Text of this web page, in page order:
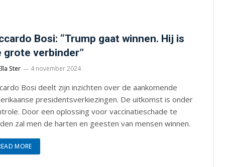
Bosi: “Trump gaat winnen. Hij is
grote verbinder”
Ster 4 november 2024
Bosi deelt zijn inzichten over de aankomende
presidentsverkiezingen. De uitkomst is onder
Door een oplossing voor vaccinatieschade te
zal men de harten en geesten van mensen winnen.
MORE